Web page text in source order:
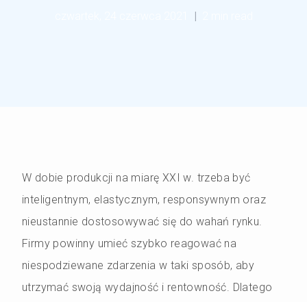
|
W dobie produkcji na miarę XXI w. trzeba być
inteligentnym, elastycznym, responsywnym oraz
nieustannie dostosowywać się do wahań rynku.
Firmy powinny umieć szybko reagować na
niespodziewane zdarzenia w taki sposób, aby
utrzymać swoją wydajność i rentowność. Dlatego